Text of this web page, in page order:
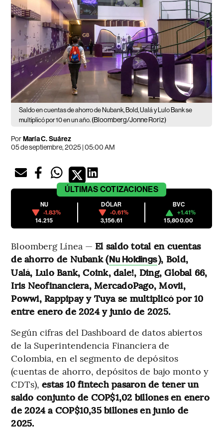
Saldo en cuentas de ahorro de Nubank, Bold, Ualá y Lulo Bank se
multiplicó por 10 en un año. (Bloomberg/Jonne Roriz)
PorMaría C. Suárez
05 de septiembre, 2025 | 05:00 AM
ÚLTIMAS COTIZACIONES
NU
-1.83%
14.215
DÓLAR
-0.61%
3,156.61
BVC
+1.41%
15,800.00
Bloomberg Línea — El saldo total en cuentas
de ahorro de Nubank (Nu Holdings), Bold,
Ualá, Lulo Bank, Coink, dale!, Ding, Global 66,
Iris Neofinanciera, MercadoPago, Movii,
Powwi, Rappipay y Tuya se multiplicó por 10
entre enero de 2024 y junio de 2025.
Según cifras del Dashboard de datos abiertos
de la Superintendencia Financiera de
Colombia, en el segmento de depósitos
(cuentas de ahorro, depósitos de bajo monto y
CDTs),estas 10 fintech pasaron de tener un
saldo conjunto de COP$1,02 billones en enero
de 2024 a COP$10,35 billones en junio de
2025.